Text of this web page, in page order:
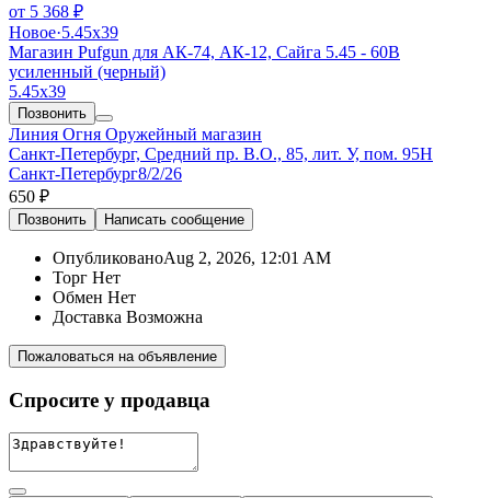
от 5 368 ₽
Новое·5.45х39
Магазин Pufgun для АК-74, АК-12, Сайга 5.45 - 60B
усиленный (черный)
5.45х39
Позвонить
Линия Огня Оружейный магазин
Санкт-Петербург, Средний пр. В.О., 85, лит. У, пом. 95Н
Санкт-Петербург8/2/26
650 ₽
Позвонить Написать сообщение
ОпубликованоAug 2, 2026, 12:01 AM
Торг Нет
Обмен Нет
Доставка Возможна
Пожаловаться на объявление
Спросите у продавца